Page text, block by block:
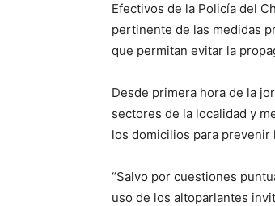
Efectivos de la Policía del
pertinente de las medidas
que permitan evitar la
Desde primera hora de la
sectores de la localidad y
los domicilios para
“Salvo por cuestiones
uso de los altoparlantes